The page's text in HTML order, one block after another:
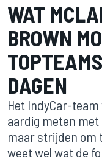
WAT
BROWN
DAGEN
Het IndyCar-
aardig meten met
maar strijden om
weet wel wat de